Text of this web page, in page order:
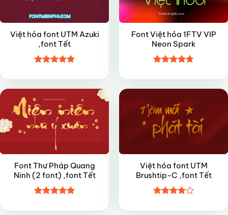
Việt hóa font UTM Azuki
,font Tết
hạng4.95
sao
Font Việt hóa 1FTV VIP
Neon Spark
hạng4.75
sao
Font Thư Pháp Quang
Ninh (2 font) ,font Tết
hạng55
Việt hóa font UTM
Brushtip-C ,font Tết
xếp hạng